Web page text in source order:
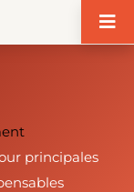
principales